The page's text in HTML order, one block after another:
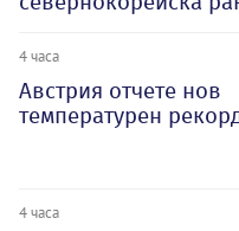
4 часа
Австрия отчете нов
температурен
4 часа